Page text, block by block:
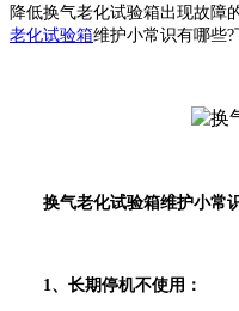
降低换气老化试验箱出现故障
老化试验箱维护小常识有哪些?
换气老化试验箱维护小常
1、长期停机不使用：